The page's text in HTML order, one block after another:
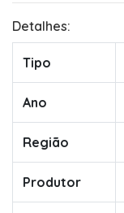
Detalhes:
Tipo
Ano
Região
Produtor